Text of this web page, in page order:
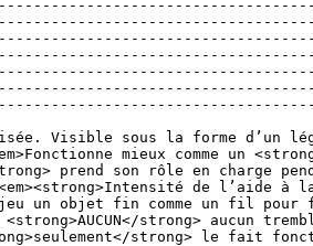
visée. Visible sous la forme d’un
mieux comme un
prend son rôle en charge
de l’aide à
jeu un objet fin comme un fil
strong> aucun
strong> le fait